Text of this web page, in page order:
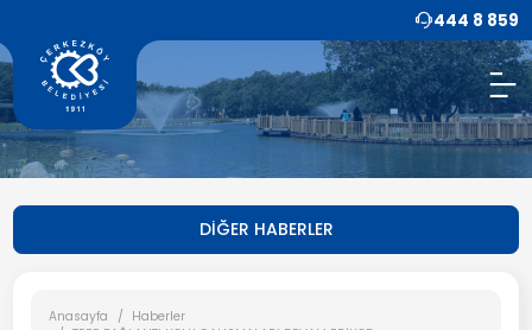
444 8 859
DİĞER HABERLER
Anasayfa
Haberler